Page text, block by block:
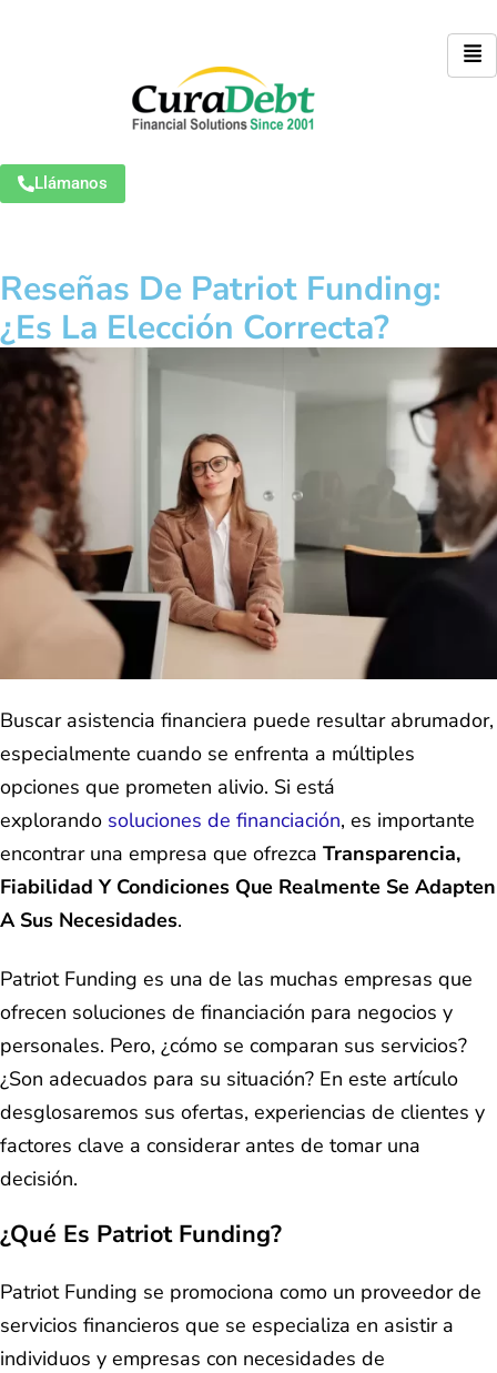
Llámanos
Reseñas De Patriot Funding:
¿Es La Elección Correcta?
Buscar asistencia financiera puede resultar abrumador,
especialmente cuando se enfrenta a múltiples
opciones que prometen alivio. Si está
explorando soluciones de financiación, es importante
encontrar una empresa que ofrezca Transparencia,
Fiabilidad Y Condiciones Que Realmente Se Adapten
A Sus Necesidades.
Patriot Funding es una de las muchas empresas que
ofrecen soluciones de financiación para negocios y
personales. Pero, ¿cómo se comparan sus servicios?
¿Son adecuados para su situación? En este artículo
desglosaremos sus ofertas, experiencias de clientes y
factores clave a considerar antes de tomar una
decisión.
¿Qué Es Patriot Funding?
Patriot Funding se promociona como un proveedor de
servicios financieros que se especializa en asistir a
individuos y empresas con necesidades de